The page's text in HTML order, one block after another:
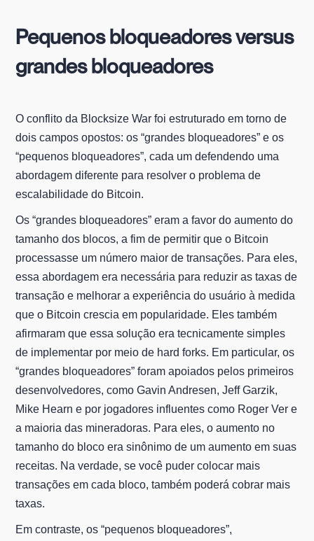
Pequenos bloqueadores versus
grandes bloqueadores
O conflito da Blocksize War foi estruturado em torno de
dois campos opostos: os “grandes bloqueadores” e os
“pequenos bloqueadores”, cada um defendendo uma
abordagem diferente para resolver o problema de
escalabilidade do Bitcoin.
Os “grandes bloqueadores” eram a favor do aumento do
tamanho dos blocos, a fim de permitir que o Bitcoin
processasse um número maior de transações. Para eles,
essa abordagem era necessária para reduzir as taxas de
transação e melhorar a experiência do usuário à medida
que o Bitcoin crescia em popularidade. Eles também
afirmaram que essa solução era tecnicamente simples
de implementar por meio de hard forks. Em particular, os
“grandes bloqueadores” foram apoiados pelos primeiros
desenvolvedores, como Gavin Andresen, Jeff Garzik,
Mike Hearn e por jogadores influentes como Roger Ver e
a maioria das mineradoras. Para eles, o aumento no
tamanho do bloco era sinônimo de um aumento em suas
receitas. Na verdade, se você puder colocar mais
transações em cada bloco, também poderá cobrar mais
taxas.
Em contraste, os “pequenos bloqueadores”,